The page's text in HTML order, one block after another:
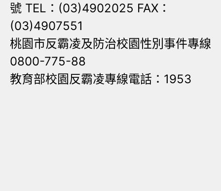
號 TEL：(03)4902025 FAX：
(03)4907551
桃園市反霸凌及防治校園性別事件專線
0800-775-88
教育部校園反霸凌專線電話：1953